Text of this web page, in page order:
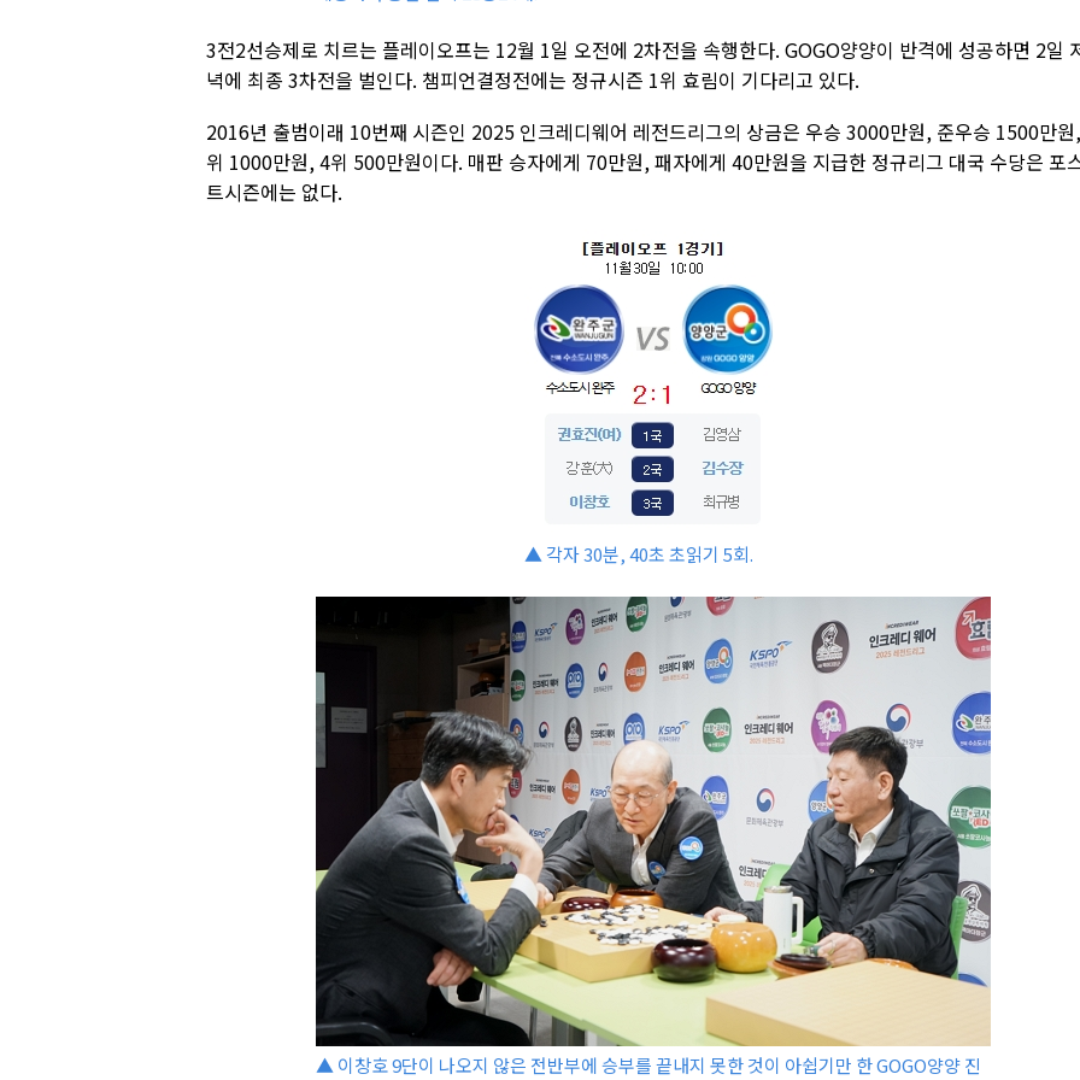
3전2선승제로 치르는 플레이오프는 12월 1일 오전에 2차전을 속행한다. GOGO양양이 반격에 성공하면 2일
녁에 최종 3차전을 벌인다. 챔피언결정전에는 정규시즌 1위 효림이 기다리고 있다.
2016년 출범이래 10번째 시즌인 2025 인크레디웨어 레전드리그의 상금은 우승 3000만원, 준우승 1500만
위 1000만원, 4위 500만원이다. 매판 승자에게 70만원, 패자에게 40만원을 지급한 정규리그 대국 수당은 포
트시즌에는 없다.
▲ 각자 30분, 40초 초읽기 5회.
▲ 이창호 9단이 나오지 않은 전반부에 승부를 끝내지 못한 것이 아쉽기만 한 GOGO양양 진